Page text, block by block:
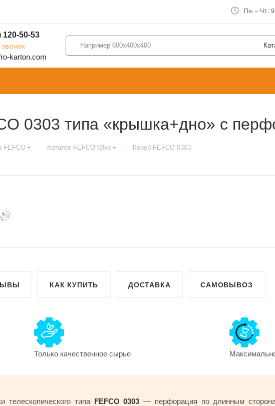
Пн. – Чт.:
120-50-53
ЗВОНОК
karton.com
0303 типа «крышка+дно» с
FEFCO — Каталог FEFCO 03xx — Короб FEFCO 0303
КАК КУПИТЬ ДОСТАВКА САМОВЫВОЗ
Только качественное сырье
телескопического типа FEFCO 0303 — перфорация по длинным